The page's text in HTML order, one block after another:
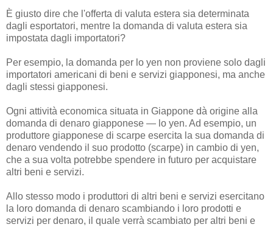
È giusto dire che l'offerta di valuta estera sia determinata
dagli esportatori, mentre la domanda di valuta estera sia
impostata dagli importatori?
Per esempio, la domanda per lo yen non proviene solo dagli
importatori americani di beni e servizi giapponesi, ma anche
dagli stessi giapponesi.
Ogni attività economica situata in Giappone dà origine alla
domanda di denaro giapponese — lo yen. Ad esempio, un
produttore giapponese di scarpe esercita la sua domanda di
denaro vendendo il suo prodotto (scarpe) in cambio di yen,
che a sua volta potrebbe spendere in futuro per acquistare
altri beni e servizi.
Allo stesso modo i produttori di altri beni e servizi esercitano
la loro domanda di denaro scambiando i loro prodotti e
servizi per denaro, il quale verrà scambiato per altri beni e